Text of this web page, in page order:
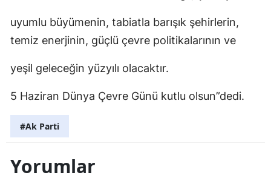
uyumlu büyümenin, tabiatla barışık şehirlerin,
temiz enerjinin, güçlü çevre politikalarının ve
yeşil geleceğin yüzyılı olacaktır.
5 Haziran Dünya Çevre Günü kutlu olsun”dedi.
#Ak Parti
Yorumlar